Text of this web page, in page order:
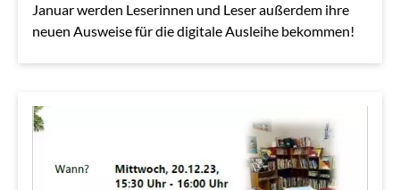
Januar werden Leserinnen und Leser außerdem ihre
neuen Ausweise für die digitale Ausleihe bekommen!